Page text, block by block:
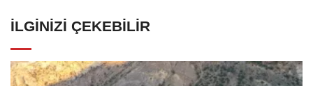
İLGINIZI ÇEKEBILIR